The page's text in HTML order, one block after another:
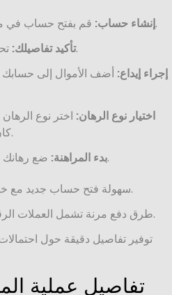
إنشاء حساب:قم بفتح حساب في منصة المراهنة المفضلة لديك.
تأكيد تفاصيلك:تحقق من هويتك لضمان الأمان.
إجراء إيداع: أضف الأموال إلى
اختيار نوع الرهان: اختر نوع
كان على النتائج أو أداء اللاعبين.
بدء المراهنة:ضع رهانك وكن مستعداً لمتابعة المباراة.
سهولة فتح حساب جديد مع خيارات متعددة لتسجيل الدخول.
طرق دفع مرنة تشمل العملات الرقمية لضمان سرعة المعاملات.
توفير تفاصيل دقيقة حول
تفاصيل عملية